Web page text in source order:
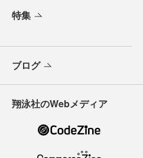
特集
ブログ
翔泳社のWebメディア